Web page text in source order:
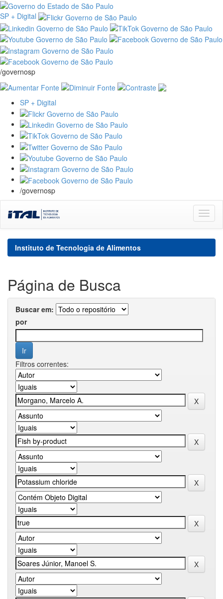
SP + Digital
/governosp
SP + Digital
/governosp
navigation
Instituto de Tecnologia de Alimentos
Página de Busca
Buscar em:
por
Filtros correntes: